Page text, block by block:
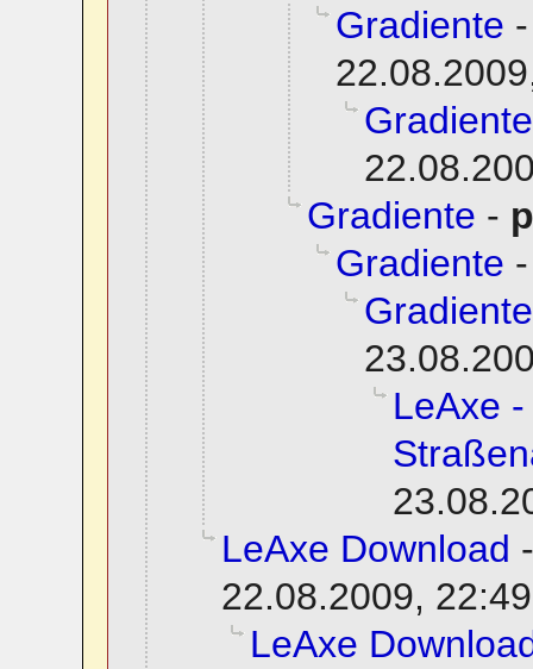
Gradiente
Gradiente
Gradiente -
Gradiente
Gradiente
LeAxe
LeAxe Download
22.08.2009, 22:49
LeAxe